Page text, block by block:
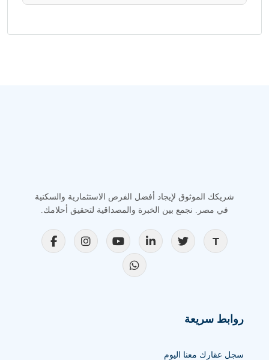
شريكك الموثوق لإيجاد أفضل الفرص الاستثمارية والسكنية
في مصر. نجمع بين الخبرة والمصداقية لتحقيق أحلامك.
روابط سريعة
سجل عقارك معنا اليوم